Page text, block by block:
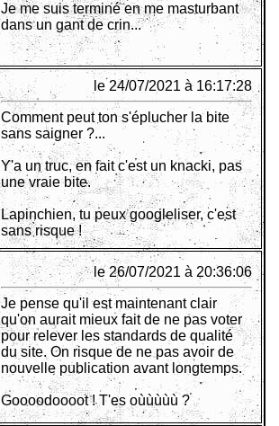
Je me suis terminé en me masturbant
dans un gant de crin...
le 24/07/2021 à 16:17:28
Comment peut ton s'éplucher la bite
sans saigner ?...
Y'a un truc, en fait c'est un knacki, pas
une vraie bite.
Lapinchien, tu peux googleliser, c'est
sans risque !
le 26/07/2021 à 20:36:06
Je pense qu'il est maintenant clair
qu'on aurait mieux fait de ne pas voter
pour relever les standards de qualité
du site. On risque de ne pas avoir de
nouvelle publication avant longtemps.
Goooodoooot ! T'es oùùùùù ?